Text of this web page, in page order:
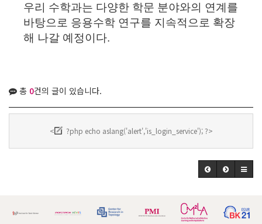
우리 수학과는 다양한 학문 분야와의 연계를
바탕으로 응용수학 연구를 지속적으로 확장
해 나갈 예정이다.
총 0건의 글이 있습니다.
< ?php echo aslang('alert','is_login_service'); ?>